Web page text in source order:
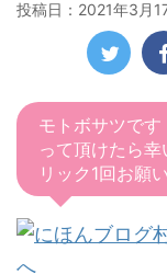
投稿日： 2021年3月
モトボサツで
って頂けたら
リック1回お願